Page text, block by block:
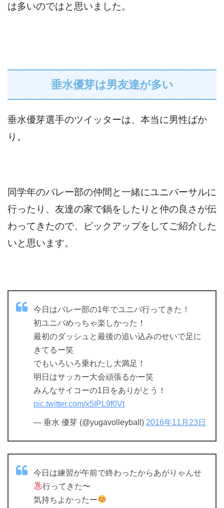
は多いのではと思いました。
垂水優芽は男友達が多い
垂水優芽選手のツイッターは、本当に男性ばか
り。
同学年のバレー部の仲間と一緒にユニバーサルに
行ったり、友達の家で鍋をしたりと仲の良さが伝
わってきたので、ピックアップをしてご紹介した
いと思います。
今日はバレー部の1年でユニバ行ってきた！
初ユニバめっちゃ楽しかった！
最初のダッシュと最後の追い込みのせいで足に
きてるー笑
でもいろいろ乗れたし大満足！
明日はサッカー大会頑張るかー笑
みんなサイコーの1日をありがとう！
pic.twitter.com/x5IPL9f0Vt
— 垂水 優芽 (@yugavolleyball) 2016年11月23日
今日は練習が午前で終わったからあがりゃんせ
行ってきた〜
気持ちよかったー